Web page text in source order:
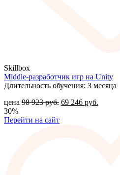
Skillbox
Middle-разработчик игр на Unity
Длительность обучения: 3 месяца
цена 98 923руб. 69 246 руб.
30%
Перейти на сайт